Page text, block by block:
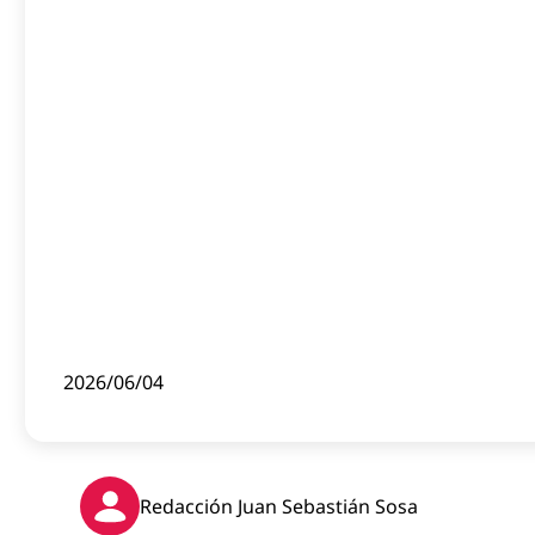
2026/06/04
Redacción Juan Sebastián Sosa